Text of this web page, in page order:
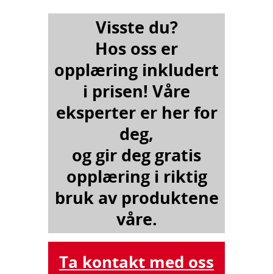
Visste du?
Hos oss er
opplæring inkludert
i prisen! Våre
eksperter er her for
deg,
og gir deg gratis
opplæring i riktig
bruk av produktene
våre.
Ta kontakt med oss